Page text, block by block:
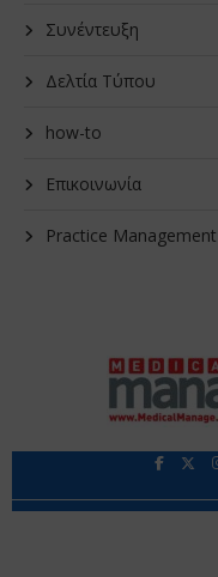
Συνέντευξη
Δελτία Τύπου
how-to
Επικοινωνία
Practice Management